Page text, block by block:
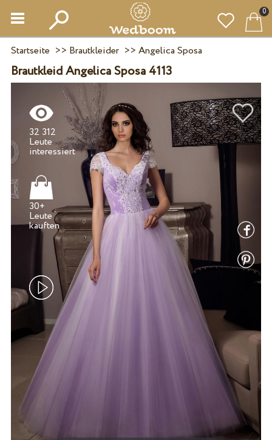
0
Startseite >> Brautkleider>> Angelica Sposa
Brautkleid Angelica Sposa 4113
32 312
Leute
interessiert
30+
Leute
kauften